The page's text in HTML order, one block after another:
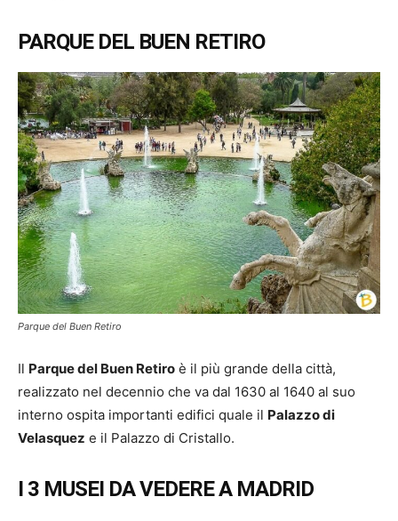
PARQUE DEL BUEN RETIRO
Parque del Buen Retiro
Il Parque del Buen Retiro è il più grande della città,
realizzato nel decennio che va dal 1630 al 1640 al suo
interno ospita importanti edifici quale il Palazzo di
Velasquez e il Palazzo di Cristallo.
I 3 MUSEI DA VEDERE A MADRID